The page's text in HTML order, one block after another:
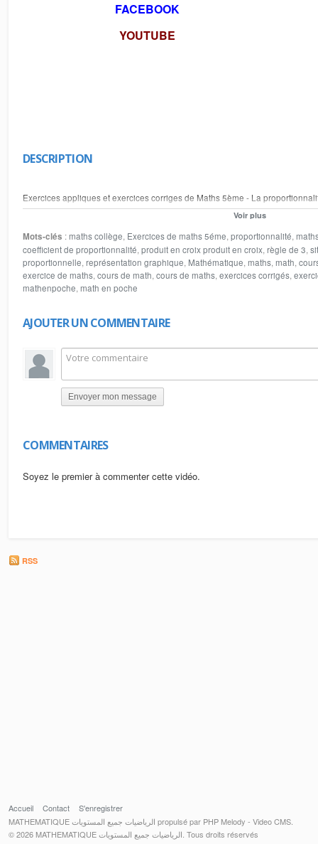
FACEBOOK
YOUTUBE
DESCRIPTION
Exercices appliques et exercices corriges de Maths 5ème - La
quatrième proportionnelle le coefficient de proportionnalité la règle de trois
www.lemathematique.com
www.lesmathematique.com
www.arriyadiyat.com
Voir plus
Mots-clés :maths collège, Exercices de maths 5éme, proportionnalité,
coefficient de proportionnalité, produit en croix produit en croix, règle de 3,
proportionnelle, représentation graphique, Mathématique, maths, math,
exercice de maths, cours de math, cours de maths, exercices corrigés,
mathenpoche, math en poche
AJOUTER UN COMMENTAIRE
Envoyer mon message
COMMENTAIRES
Soyez le premier à commenter cette vidéo.
RSS
Accueil Contact
S'enregistrer
MATHEMATIQUE الرياضيات جميع المستويات propulsé par PHP Melody - Video CMS.
© 2026 MATHEMATIQUE الرياضيات جميع المستويات. Tous droits réservés